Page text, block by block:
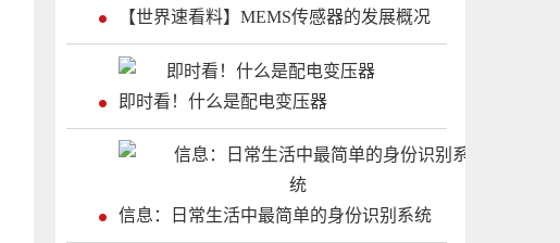
【世界速看料】MEMS传感器的发展概况
即时看！什么是配电变压器
信息：日常生活中最简单的身份识别系统